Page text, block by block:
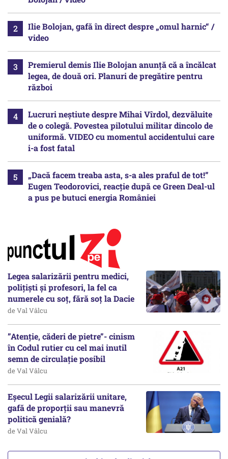
Ilie Bolojan, gafă în direct despre „omul harnic“ /
video
Premierul demis Ilie Bolojan anunță că a încălcat
legea, de două ori. Planuri de pregătire pentru
război
Lucruri neștiute despre Mihai Vîrdol, dezvăluite
de o colegă. Povestea pilotului militar dincolo de
uniformă. VIDEO cu momentul accidentului care
i-a fost fatal
„Dacă facem treaba asta, s-a ales praful de tot!”
Eugen Teodorovici, reacție după ce Green Deal-ul
a pus pe butuci energia României
Legea salarizării pentru medici,
polițiști și profesori, la fel ca
numerele cu soț, fără soț la Dacie
de Val Vâlcu
”Atenție, căderi de pietre”- cinism
în Codul rutier cu cel mai inutil
semn de circulație posibil
de Val Vâlcu
Eșecul Legii salarizării unitare,
gafă de proporții sau manevră
politică genială?
de Val Vâlcu